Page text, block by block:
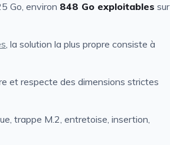
Go, environ 848 Go exploitables sur
, la solution la plus propre consiste à
et respecte des dimensions strictes
trappe M.2, entretoise, insertion,